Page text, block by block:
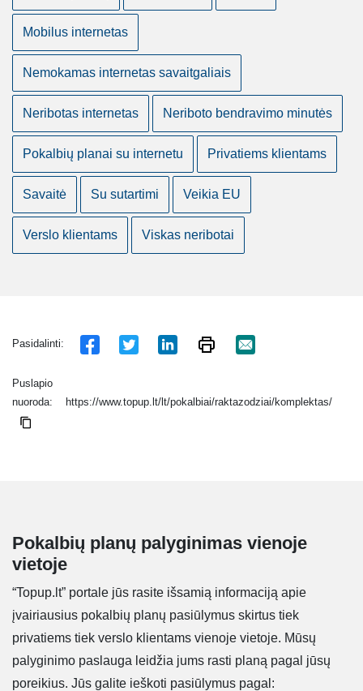
Mobilus internetas
Nemokamas internetas savaitgaliais
Neribotas internetas Neriboto bendravimo minutės
Pokalbių planai su internetu Privatiems klientams
Savaitė Su sutartimi Veikia EU
Verslo klientams Viskas neribotai
Pasidalinti:
Puslapio
nuoroda:
https://www.topup.lt/lt/pokalbiai/raktazodziai/komplektas/
Pokalbių planų palyginimas vienoje
vietoje
“Topup.lt” portale jūs rasite išsamią informaciją apie
įvairiausius pokalbių planų pasiūlymus skirtus tiek
privatiems tiek verslo klientams vienoje vietoje. Mūsų
palyginimo paslauga leidžia jums rasti planą pagal jūsų
poreikius. Jūs galite ieškoti pasiūlymus pagal: